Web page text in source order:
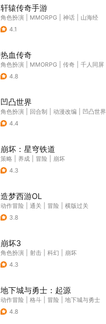
轩辕传奇手游
角色扮演 MMORPG 神话
山海经
4.1
热血传奇
角色扮演 MMORPG 传奇
千人同屏
4.8
凹凸世界
角色扮演 回合制 动漫改编
凹凸世界
4.4
崩坏：星穹铁道
策略 养成 冒险
崩坏
4.3
造梦西游OL
动作冒险 通关 冒险
横版过关
3.8
崩坏3
角色扮演 射击 科幻
崩坏
4.3
地下城与勇士：起源
动作冒险 格斗 冒险
地下城与勇士
4.8